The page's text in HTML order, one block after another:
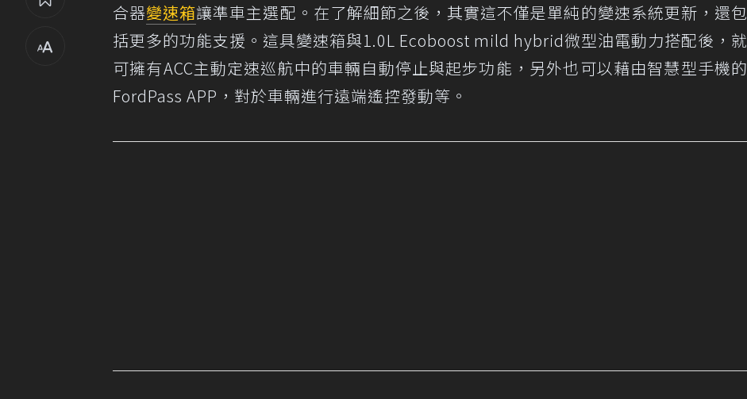
合器變速箱讓準車主選配。在了解細節之後，其實這不僅是單純的變速系統更新，還包
括更多的功能支援。這具變速箱與1.0L Ecoboost mild hybrid微型油電動力搭配後，就
可擁有ACC主動定速巡航中的車輛自動停止與起步功能，另外也可以藉由智慧型手機的
FordPass APP，對於車輛進行遠端遙控發動等。